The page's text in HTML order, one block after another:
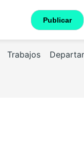
Publicar
Trabajos